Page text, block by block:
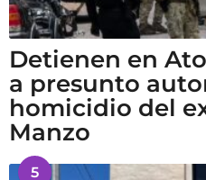
Detienen en
a presunto
homicidio del
Manzo
5